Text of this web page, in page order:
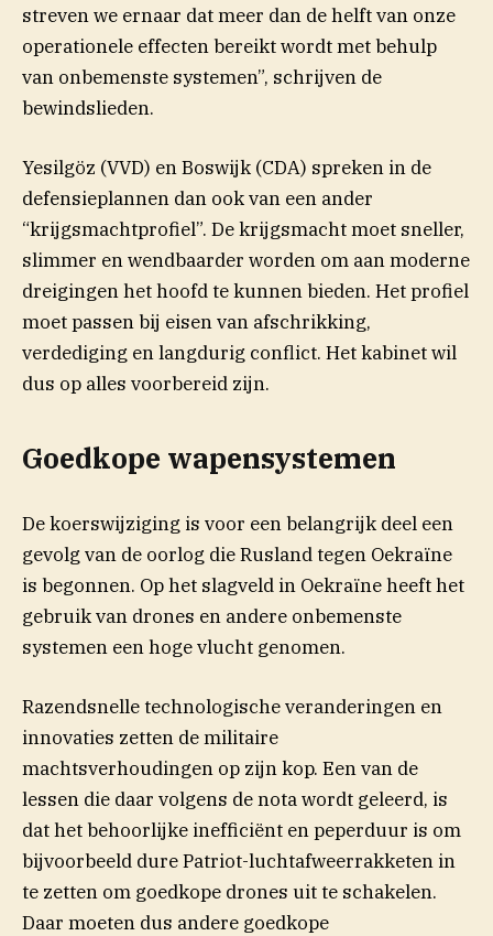
streven we ernaar dat meer dan de helft van onze
operationele effecten bereikt wordt met behulp
van onbemenste systemen”, schrijven de
bewindslieden.
Yesilgöz (VVD) en Boswijk (CDA) spreken in de
defensieplannen dan ook van een ander
“krijgsmachtprofiel”. De krijgsmacht moet sneller,
slimmer en wendbaarder worden om aan moderne
dreigingen het hoofd te kunnen bieden. Het profiel
moet passen bij eisen van afschrikking,
verdediging en langdurig conflict. Het kabinet wil
dus op alles voorbereid zijn.
Goedkope wapensystemen
De koerswijziging is voor een belangrijk deel een
gevolg van de oorlog die Rusland tegen Oekraïne
is begonnen. Op het slagveld in Oekraïne heeft het
gebruik van drones en andere onbemenste
systemen een hoge vlucht genomen.
Razendsnelle technologische veranderingen en
innovaties zetten de militaire
machtsverhoudingen op zijn kop. Een van de
lessen die daar volgens de nota wordt geleerd, is
dat het behoorlijke inefficiënt en peperduur is om
bijvoorbeeld dure Patriot-luchtafweerrakketen in
te zetten om goedkope drones uit te schakelen.
Daar moeten dus andere goedkope